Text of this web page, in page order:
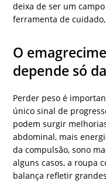
deixa de ser um
ferramenta de
O
depende só
Perder peso é
único sinal de
podem surgir
abdominal, mais
da compulsão, sono
alguns casos, a roupa
balança refletir